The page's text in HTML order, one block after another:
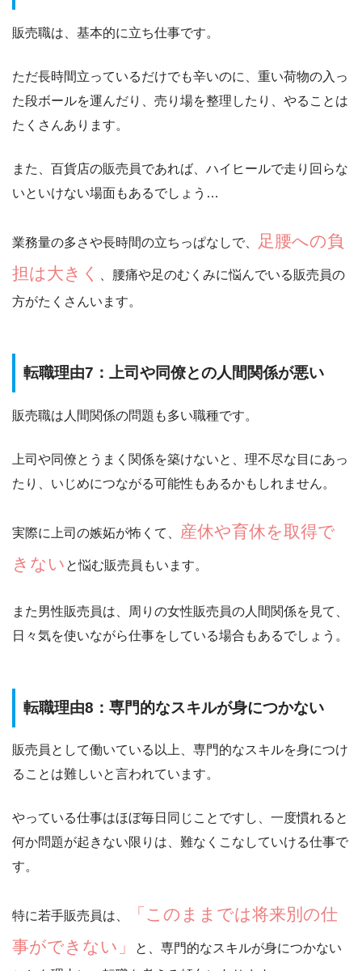
販売職は、基本的に立ち仕事です。
ただ長時間立っているだけでも辛いのに、重い荷物の入っ
た段ボールを運んだり、売り場を整理したり、やることは
たくさんあります。
また、百貨店の販売員であれば、ハイヒールで走り回らな
いといけない場面もあるでしょう…
業務量の多さや長時間の立ちっぱなしで、
足腰への負
担は大きく
、腰痛や足のむくみに悩んでいる販売員の
方がたくさんいます。
転職理由7：上司や同僚との人間関係が悪い
販売職は人間関係の問題も多い職種です。
上司や同僚とうまく関係を築けないと、理不尽な目にあっ
たり、いじめにつながる可能性もあるかもしれません。
実際に上司の嫉妬が怖くて、
産休や育休を取得で
きない と悩む販売員もいます。
また男性販売員は、周りの女性販売員の人間関係を見て、
日々気を使いながら仕事をしている場合もあるでしょう。
転職理由8：専門的なスキルが身につかない
販売員として働いている以上、専門的なスキルを身につけ
ることは難しいと言われています。
やっている仕事はほぼ毎日同じことですし、一度慣れると
何か問題が起きない限りは、難なくこなしていける仕事で
す。
特に若手販売員は、
「このままでは将来別の仕
事ができない」
と、専門的なスキルが身につかない